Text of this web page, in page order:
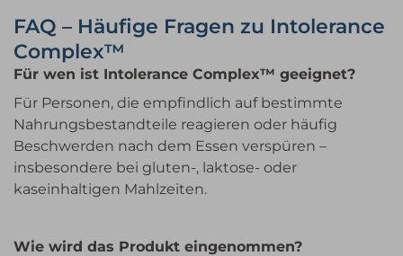
FAQ – Häufige Fragen zu Intolerance
Complex™
Für wen ist Intolerance Complex™ geeignet?
Für Personen, die empfindlich auf bestimmte
Nahrungsbestandteile reagieren oder häufig
Beschwerden nach dem Essen verspüren –
insbesondere bei gluten-, laktose- oder
kaseinhaltigen Mahlzeiten.
Wie wird das Produkt eingenommen?